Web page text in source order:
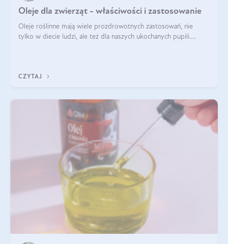
Oleje dla zwierząt - właściwości i zastosowanie
Oleje roślinne mają wiele prozdrowotnych zastosowań, nie
tylko w diecie ludzi, ale też dla naszych ukochanych pupili.
CZYTAJ